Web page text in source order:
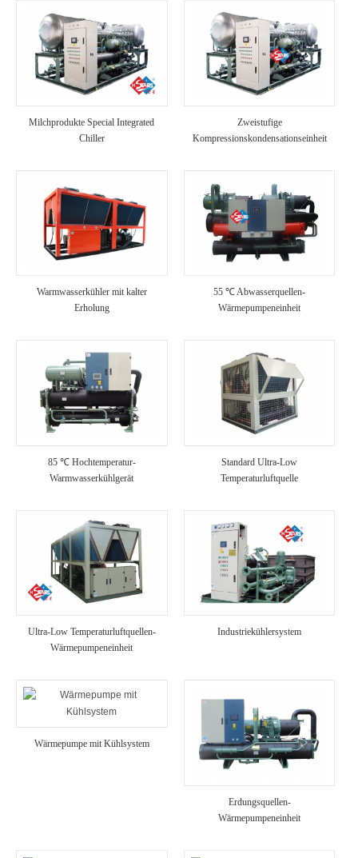
Milchprodukte Special Integrated
Chiller
Zweistufige
Kompressionskondensationseinheit
Warmwasserkühler mit kalter
Erholung
55 ℃ Abwasserquellen-
Wärmepumpeneinheit
85 ℃ Hochtemperatur-
Warmwasserkühlgerät
Standard Ultra-Low
Temperaturluftquelle
Ultra-Low Temperaturluftquellen-
Wärmepumpeneinheit
Industriekühlersystem
Wärmepumpe mit Kühlsystem
Erdungsquellen-
Wärmepumpeneinheit